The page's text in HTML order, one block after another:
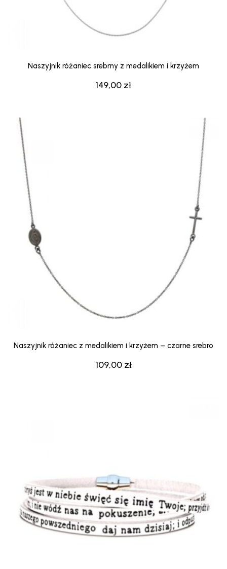
149,00 zł
Naszyjnik różaniec srebrny z medalikiem i krzyżem
109,00 zł
Naszyjnik różaniec z medalikiem i krzyżem – czarne srebro